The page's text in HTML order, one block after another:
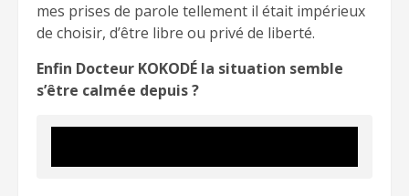
mes prises de parole tellement il était impérieux
de choisir, d’être libre ou privé de liberté.
Enfin Docteur KOKODÉ la situation semble
s’être calmée depuis ?